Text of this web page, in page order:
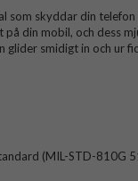
som skyddar din
din mobil, och dess
smidigt in och ur
(MIL-STD-810G